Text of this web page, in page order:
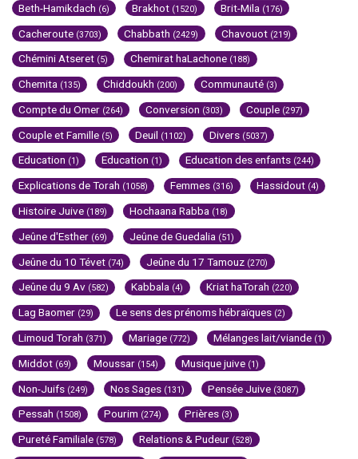
Beth-Hamikdach (6) Brakhot (1520) Brit-Mila (176)
Cacheroute (3703) Chabbath (2429) Chavouot (219)
Chémini Atseret (5) Chemirat haLachone (188)
Chemita (135) Chiddoukh (200) Communauté (3)
Compte du Omer (264) Conversion (303) Couple (297)
Couple et Famille (5) Deuil (1102) Divers (5037)
Education (1) Education (1) Education des enfants (244)
Explications de Torah (1058) Femmes (316) Hassidout (4)
Histoire Juive (189) Hochaana Rabba (18)
Jeûne d'Esther (69) Jeûne de Guedalia (51)
Jeûne du 10 Tévet (74) Jeûne du 17 Tamouz (270)
Jeûne du 9 Av (582) Kabbala (4) Kriat haTorah (220)
Lag Baomer (29) Le sens des prénoms hébraïques (2)
Limoud Torah (371) Mariage (772) Mélanges lait/viande (1)
Middot (69) Moussar (154) Musique juive (1)
Non-Juifs (249) Nos Sages (131) Pensée Juive (3087)
Pessah (1508) Pourim (274) Prières (3)
Pureté Familiale (578) Relations & Pudeur (528)